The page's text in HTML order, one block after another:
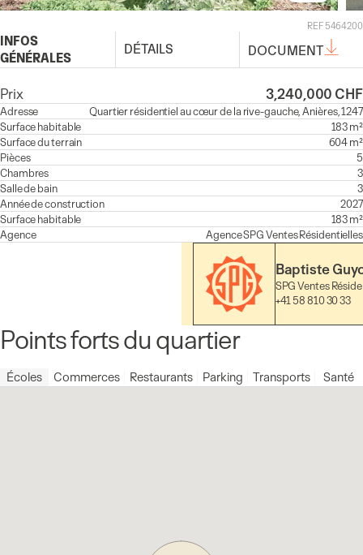
REF 5464200
INFOS
GÉNÉRALES
DÉTAILS DOCUMENT
Prix 3,240,000 CHF
Adresse
Quartier résidentiel au cœur de la rive-gauche, Anières, 1247
Surface habitable
183 m²
Surface du terrain
604 m²
Pièces
5
Chambres
3
Salle de bain
3
Année de construction
2027
Surface habitable
183 m²
Agence
AgenceSPG Ventes Résidentielles
Baptiste
SPG Ventes
+41 58 810 30 33
Points forts du quartier
Écoles Commerces Restaurants Parking Transports Santé